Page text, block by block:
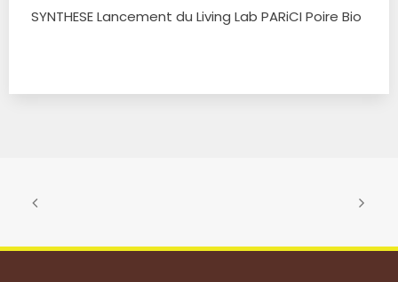
SYNTHESE Lancement du Living Lab PARiCI Poire Bio